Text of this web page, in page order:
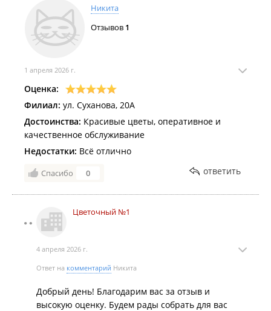
Никита
Отзывов 1
1 апреля 2026 г.
Оценка:
Филиал: ул. Суханова, 20А
Достоинства: Красивые цветы, оперативное и
качественное обслуживание
Недостатки: Всё отлично
Спасибо 0 ответить
Цветочный №1
4 апреля 2026 г.
Ответ на комментарий Никита
Добрый день! Благодарим вас за отзыв и
высокую оценку. Будем рады собрать для вас